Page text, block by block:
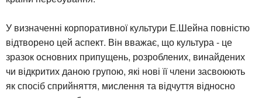
У визначенні корпоративної культури Е.Шейна повністю
відтворено цей аспект. Він вважає, що культура - це
зразок основних припущень, розроблених, винайдених
чи відкритих даною групою, які нові її члени засвоюють
як спосіб сприйняття, мислення та відчуття відносно